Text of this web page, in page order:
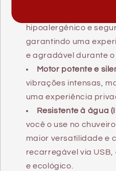
hipoalergênico e
garantindo uma
e agradável durante o
Motor potente e
vibrações intensas,
uma experiência
Resistente à água
você o use no
maior versatilidade e
recarregável via
e ecológico.